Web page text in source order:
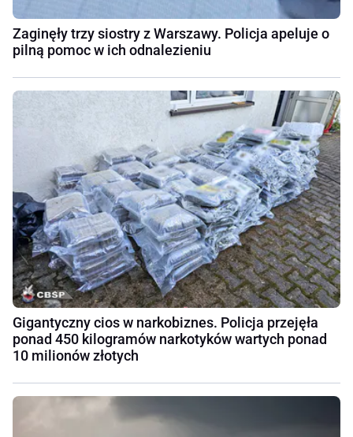
Zaginęły trzy siostry z Warszawy. Policja apeluje o
pilną pomoc w ich odnalezieniu
Gigantyczny cios w narkobiznes. Policja przejęła
ponad 450 kilogramów narkotyków wartych ponad
10 milionów złotych